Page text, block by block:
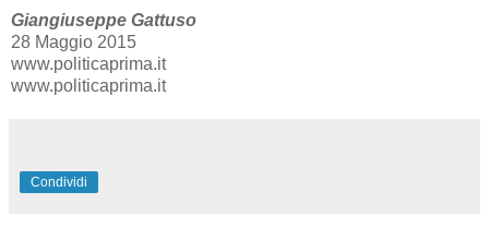
Giangiuseppe Gattuso
28 Maggio 2015
www.politicaprima.it
www.politicaprima.it
Condividi